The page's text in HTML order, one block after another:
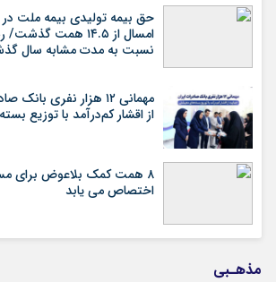
حق بیمه تولیدی بیمه ملت
نسبت به مدت مشابه سال
مهمانی ۱۲ هزار نفری
از اقشار کم‌درآمد با توزیع
۸ همت کمک بلاعوض برای
اختصاص می یابد
مذهـبی